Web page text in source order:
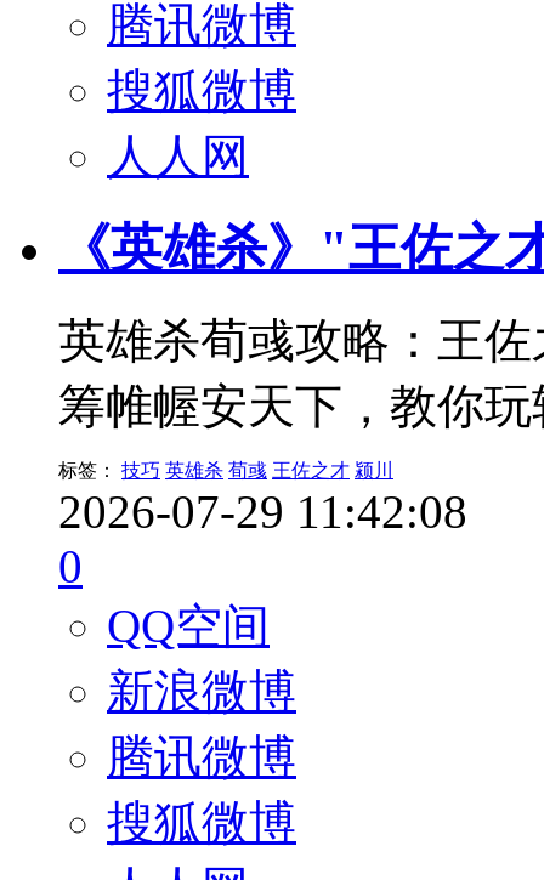
腾讯微博
搜狐微博
人人网
《英雄杀》"王佐之
英雄杀荀彧攻略：王
筹帷幄安天下，教你
标签： 技巧 英雄杀 荀彧 王佐之才 颍川
2026-07-29 11:42:08
0
QQ空间
新浪微博
腾讯微博
搜狐微博